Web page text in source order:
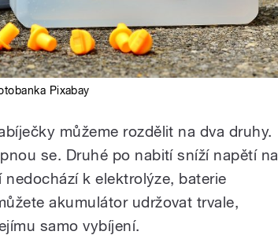
Pixabay
můžeme rozdělit na dva druhy.
se. Druhé po nabití sníží napětí na
k elektrolýze, baterie
akumulátor udržovat trvale,
samo vybíjení.